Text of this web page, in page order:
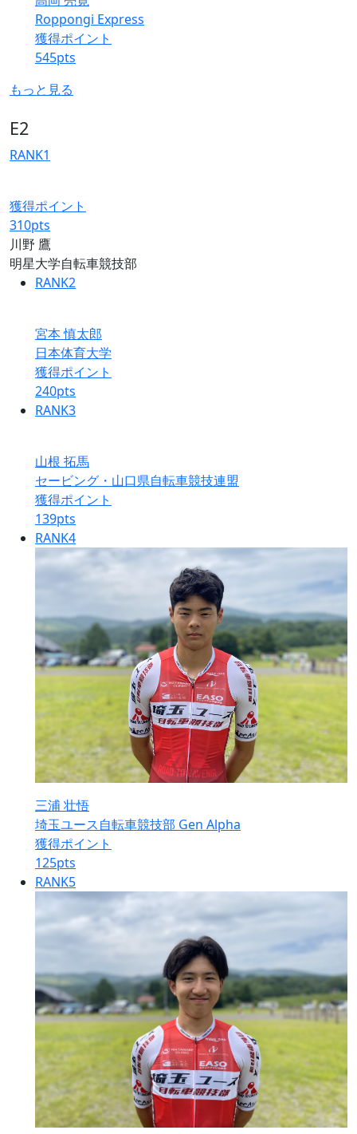
Roppongi Express
獲得ポイント
545pts
もっと見る
E2
RANK1
獲得ポイント
310pts
川野 鷹
明星大学自転車競技部
RANK2
宮本 慎太郎
日本体育大学
獲得ポイント
240pts
RANK3
山根 拓馬
セービング・山口県自転車競技連盟
獲得ポイント
139pts
RANK4
三浦 壮悟
埼玉ユース自転車競技部 Gen Alpha
獲得ポイント
125pts
RANK5